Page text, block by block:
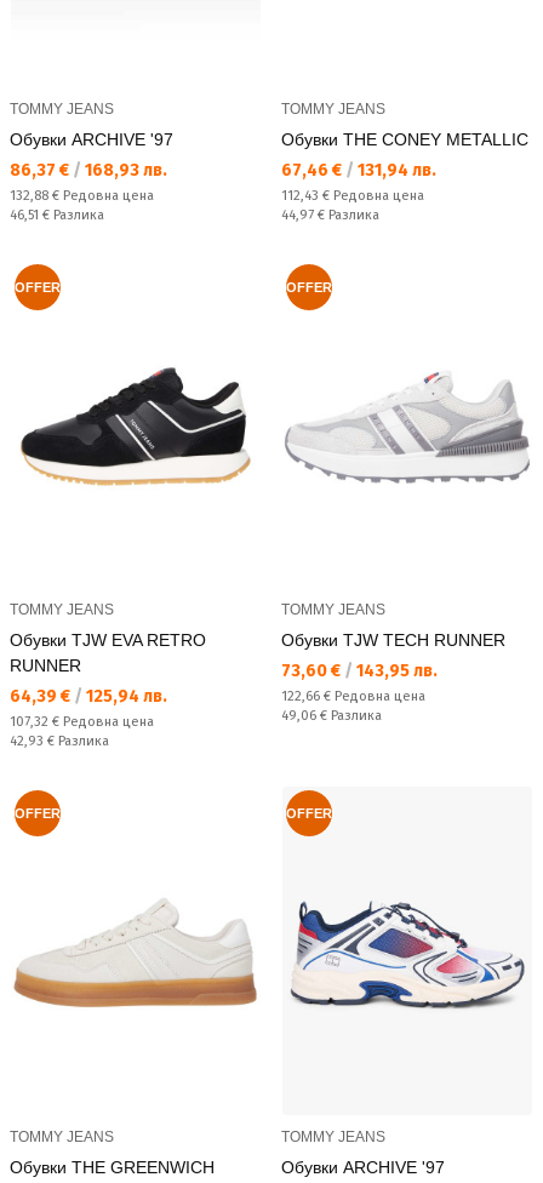
TOMMY JEANS
Обувки ARCHIVE '97
Текуща цена:
86,37 € / 168,93 лв.
Редовна цена:
132,88 € Редовна цена
Спестявате:
46,51 € Разлика
TOMMY JEANS
Обувки THE CONEY METALLIC
Текуща цена:
67,46 € / 131,94 лв.
Редовна цена:
112,43 € Редовна цена
Спестявате:
44,97 € Разлика
OFFER
TOMMY JEANS
Обувки TJW EVA RETRO
RUNNER
Текуща цена:
64,39 € / 125,94 лв.
Редовна цена:
107,32 € Редовна цена
Спестявате:
42,93 € Разлика
OFFER
TOMMY JEANS
Обувки TJW TECH RUNNER
Текуща цена:
73,60 € / 143,95 лв.
Редовна цена:
122,66 € Редовна цена
Спестявате:
49,06 € Разлика
OFFER
TOMMY JEANS
Обувки THE GREENWICH
OFFER
TOMMY JEANS
Обувки ARCHIVE '97